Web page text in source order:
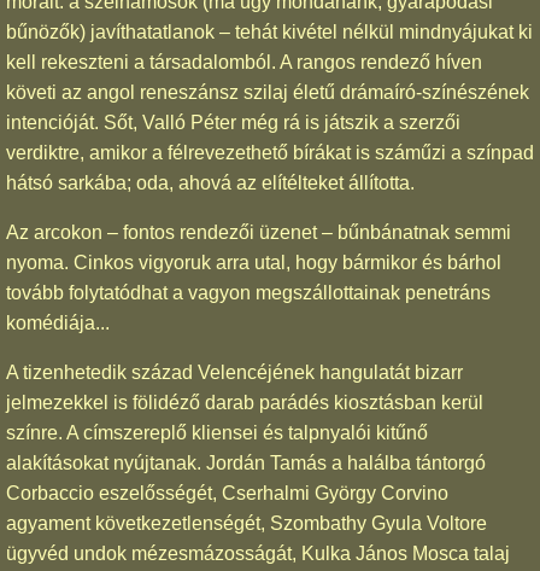
bűnözők) javíthatatlanok – tehát kivétel nélkül mindnyájukat ki
kell rekeszteni a társadalomból. A rangos rendező híven
követi az angol reneszánsz szilaj életű drámaíró-színészének
intencióját. Sőt, Valló Péter még rá is játszik a szerzői
verdiktre, amikor a félrevezethető bírákat is száműzi a színpad
hátsó sarkába; oda, ahová az elítélteket állította.
Az arcokon – fontos rendezői üzenet – bűnbánatnak semmi
nyoma. Cinkos vigyoruk arra utal, hogy bármikor és bárhol
tovább folytatódhat a vagyon megszállottainak penetráns
komédiája...
A tizenhetedik század Velencéjének hangulatát bizarr
jelmezekkel is fölidéző darab parádés kiosztásban kerül
színre. A címszereplő kliensei és talpnyalói kitűnő
alakításokat nyújtanak. Jordán Tamás a halálba tántorgó
Corbaccio eszelősségét, Cserhalmi György Corvino
agyament következetlenségét, Szombathy Gyula Voltore
ügyvéd undok mézesmázosságát, Kulka János Mosca talaj